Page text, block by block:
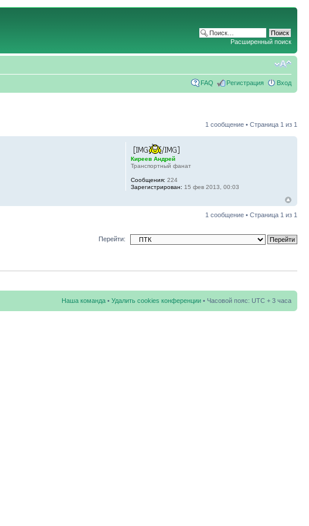
Расширенный поиск
FAQ Регистрация Вход
1 сообщение • Страница 1 из 1
Киреев Андрей
Транспортный фанат
Сообщения: 224
Зарегистрирован: 15 фев 2013, 00:03
1 сообщение • Страница 1 из 1
Перейти:
Наша команда • Удалить cookies конференции • Часовой пояс: UTC + 3 часа